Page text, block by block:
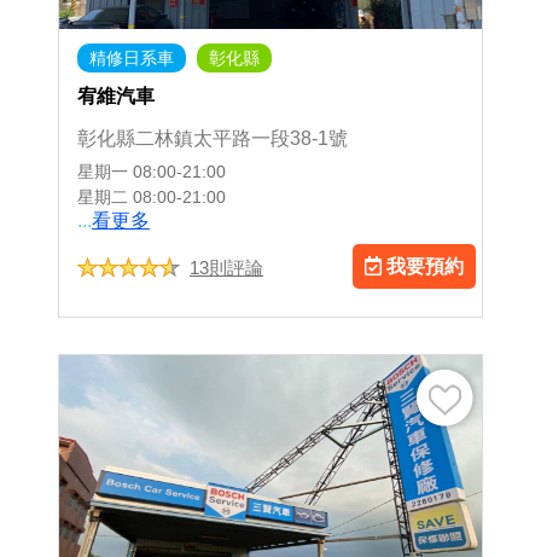
精修日系車 彰化縣
宥維汽車
彰化縣二林鎮太平路一段38-1號
星期一 08:00-21:00
星期二 08:00-21:00
...看更多
13則評論 我要預約